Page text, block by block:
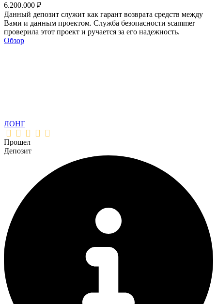
6.200.000 ₽
Данный депозит служит как гарант возврата средств между
Вами и данным проектом. Служба безопасности scammer
проверила этот проект и ручается за его надежность.
Обзор
ЛОНГ
Прошел
Депозит